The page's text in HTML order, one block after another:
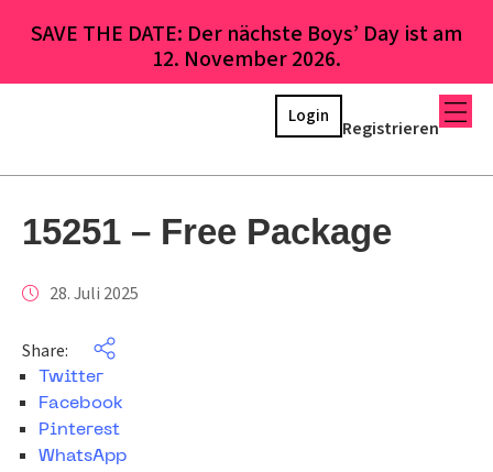
SAVE THE DATE: Der nächste Boys’ Day ist am
12. November 2026.
Registrieren
Login
15251 – Free Package
28. Juli 2025
Share:
Twitter
Facebook
Pinterest
WhatsApp